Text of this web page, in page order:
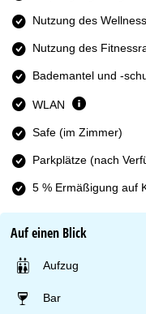
Nutzung des
Nutzung des
Bademantel und -
WLAN
Safe (im Zimmer)
Parkplätze (nach
5 % Ermäßigung auf
Auf einen Blick
Aufzug
Bar